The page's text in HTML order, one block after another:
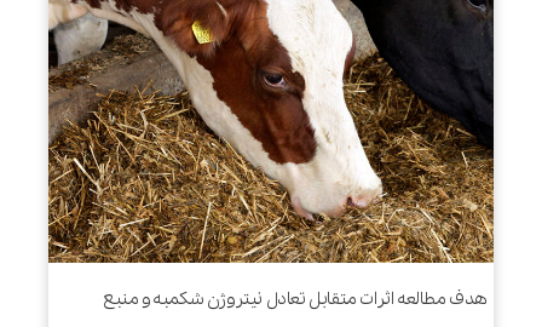
هدف مطالعه اثرات متقابل تعادل نیتروژن شکمبه و منبع